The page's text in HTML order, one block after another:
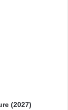
(2027)